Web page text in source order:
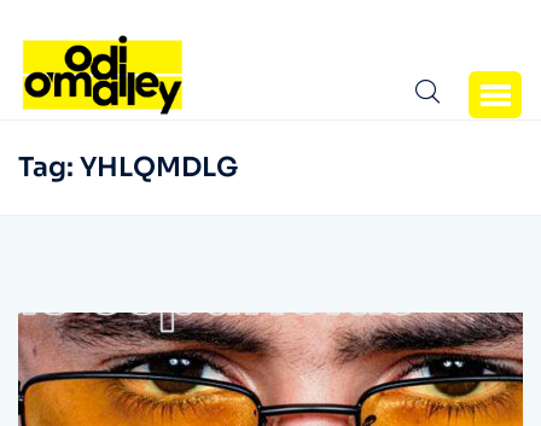
Tag: YHLQMDLG